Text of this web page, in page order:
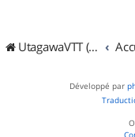
UtagawaVTT (Randos VTT et VTTAE avec traces GPS)
Développé par